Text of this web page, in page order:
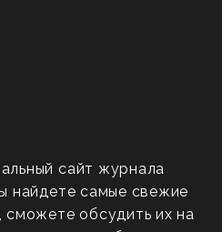
сайт журнала
найдете самые свежие
сможете обсудить их на